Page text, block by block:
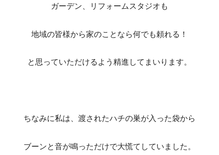
ガーデン、リフォームスタジオも
地域の皆様から家のことなら何でも頼れる！
と思っていただけるよう精進してまいります。
ちなみに私は、渡されたハチの巣が入った袋から
ブーンと音が鳴っただけで大慌てしていました。